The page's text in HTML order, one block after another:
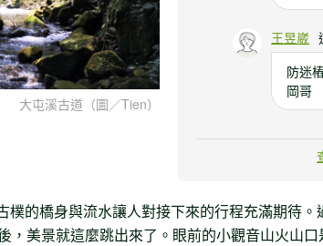
大屯溪古道（圖／Tien）
王昱崴
防迷
岡哥
羅楚鈞
很多
樸的橋身與流水讓人對接下來的行程充滿期待
，美景就這麼跳出來了。眼前的小觀音山火山